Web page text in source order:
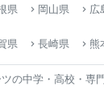
県 keyboard_arrow_right 岡山県 keyboard_arrow_right 広
県 keyboard_arrow_right 長崎県 keyboard_arrow_right 熊
の中学・高校・専